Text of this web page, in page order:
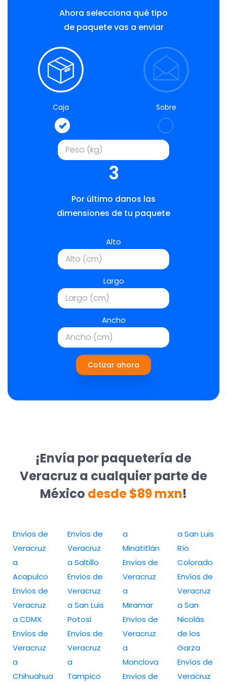
Ahora selecciona qué tipo
de paquete vas a enviar
Caja Sobre
3
Por último danos las
dimensiones de tu paquete
Alto
Largo
Ancho
Cotizar ahora
¡Envía por paquetería de
Veracruz a cualquier parte de
México desde $89 mxn!
Envíos de
Veracruz
a
Acapulco
Envíos de
Veracruz
a CDMX
Envíos de
Veracruz
a
Chihuahua
Envíos de
Veracruz
a Saltillo
Envíos de
Veracruz
a San Luis
Potosi
Envíos de
Veracruz
a
Tampico
a
Minatitlán
Envíos de
Veracruz
a
Miramar
Envíos de
Veracruz
a
Monclova
Envíos de
a San Luis
Río
Colorado
Envíos de
Veracruz
a San
Nicolás
de los
Garza
Envíos de
Veracruz